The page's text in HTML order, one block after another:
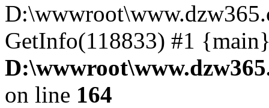
GetInfo(118833) #1
on line 164